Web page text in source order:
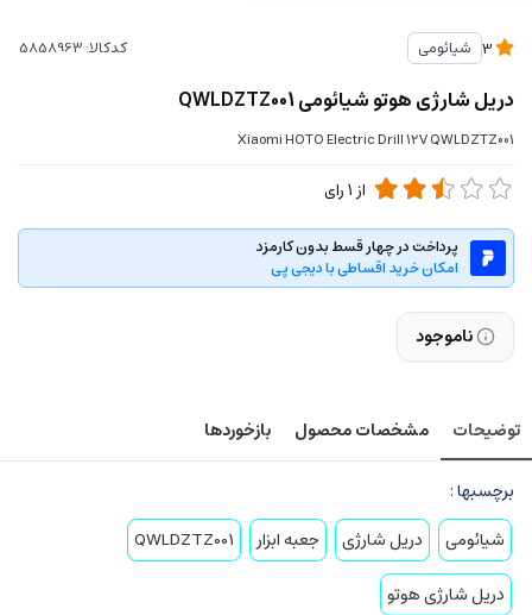
شیائومی کدکالا:
دریل شارژی هوتو شیائومی QWLDZTZ001
Xiaomi HOTO Electric Drill 12V QWLDZTZ001
از 1رای
پرداخت در چهار قسط بدون کارمزد
امکان خرید اقساطی با دیجی پی
ناموجود
توضیحات مشخصات محصول بازخوردها
برچسبها :
شیائومی
دریل شارژی جعبه ابزار
QWLDZTZ001
دریل شارژی هوتو